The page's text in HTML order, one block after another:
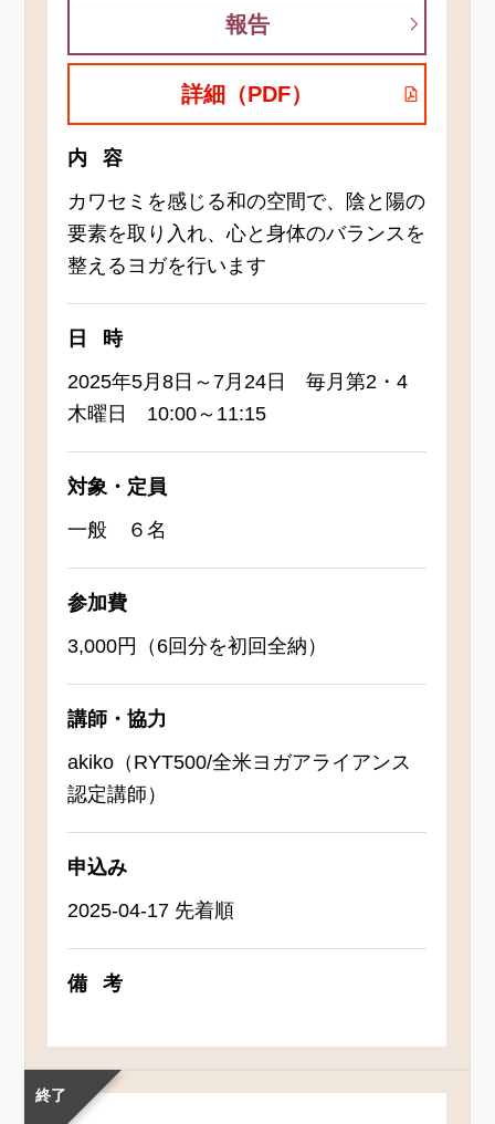
報告
詳細（PDF）
内容
カワセミを感じる和の空間で、陰と陽の
要素を取り入れ、心と身体のバランスを
整えるヨガを行います
日時
2025年5月8日～7月24日 毎月第2・4
木曜日 10:00～11:15
対象・定員
一般 ６名
参加費
3,000円（6回分を初回全納）
講師・協力
akiko（RYT500/全米ヨガアライアンス
認定講師）
申込み
2025-04-17 先着順
備考
終了